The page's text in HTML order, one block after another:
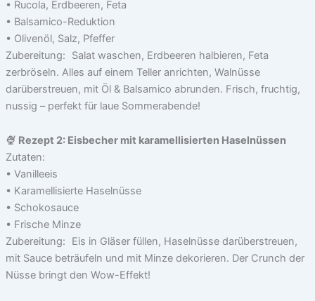
• Rucola, Erdbeeren, Feta
• Balsamico-Reduktion
• Olivenöl, Salz, Pfeffer
Zubereitung: Salat waschen, Erdbeeren halbieren, Feta
zerbröseln. Alles auf einem Teller anrichten, Walnüsse
darüberstreuen, mit Öl & Balsamico abrunden. Frisch, fruchtig,
nussig – perfekt für laue Sommerabende!
🍨 Rezept 2: Eisbecher mit karamellisierten Haselnüssen
Zutaten:
• Vanilleeis
• Karamellisierte Haselnüsse
• Schokosauce
• Frische Minze
Zubereitung: Eis in Gläser füllen, Haselnüsse darüberstreuen,
mit Sauce beträufeln und mit Minze dekorieren. Der Crunch der
Nüsse bringt den Wow-Effekt!